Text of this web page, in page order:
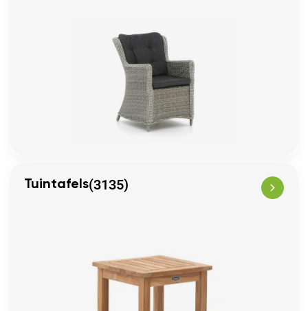
Tuintafels(3135)